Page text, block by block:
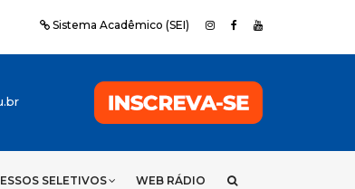
Sistema Acadêmico (SEI)
SELETIVOS WEB RÁDIO